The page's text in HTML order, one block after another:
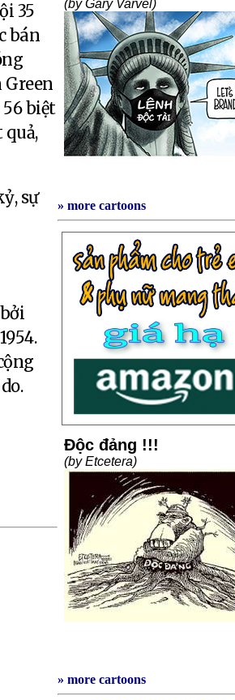
35
bán
biệt
sự
» more cartoons
» more cartoons